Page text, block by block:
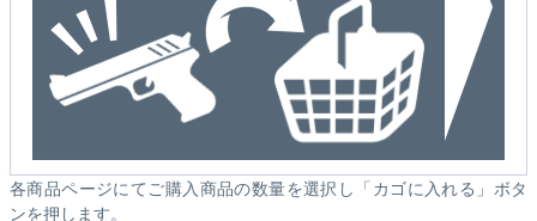
各商品ページにてご購入商品の数量を選択し「カゴに入れる」ボタ
ンを押します。